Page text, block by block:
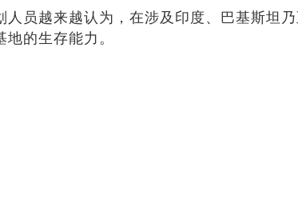
员越来越认为，在涉及印度、巴基斯坦
的生存能力。